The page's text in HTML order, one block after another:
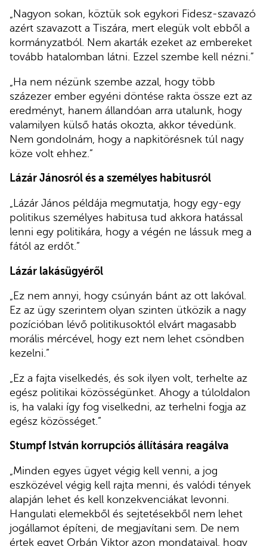
„Nagyon sokan, köztük sok egykori Fidesz-szavazó
azért szavazott a Tiszára, mert elegük volt ebből a
kormányzatból. Nem akarták ezeket az embereket
tovább hatalomban látni. Ezzel szembe kell nézni.”
„Ha nem nézünk szembe azzal, hogy több
százezer ember egyéni döntése rakta össze ezt az
eredményt, hanem állandóan arra utalunk, hogy
valamilyen külső hatás okozta, akkor tévedünk.
Nem gondolnám, hogy a napkitörésnek túl nagy
köze volt ehhez.”
Lázár Jánosról és a személyes habitusról
„Lázár János példája megmutatja, hogy egy-egy
politikus személyes habitusa tud akkora hatással
lenni egy politikára, hogy a végén ne lássuk meg a
fától az erdőt.”
Lázár lakásügyéről
„Ez nem annyi, hogy csúnyán bánt az ott lakóval.
Ez az ügy szerintem olyan szinten ütközik a nagy
pozícióban lévő politikusoktól elvárt magasabb
morális mércével, hogy ezt nem lehet csöndben
kezelni.”
„Ez a fajta viselkedés, és sok ilyen volt, terhelte az
egész politikai közösségünket. Ahogy a túloldalon
is, ha valaki így fog viselkedni, az terhelni fogja az
egész közösséget.”
Stumpf István korrupciós állítására reagálva
„Minden egyes ügyet végig kell venni, a jog
eszközével végig kell rajta menni, és valódi tények
alapján lehet és kell konzekvenciákat levonni.
Hangulati elemekből és sejtetésekből nem lehet
jogállamot építeni, de megjavítani sem. De nem
értek egyet Orbán Viktor azon mondataival, hogy